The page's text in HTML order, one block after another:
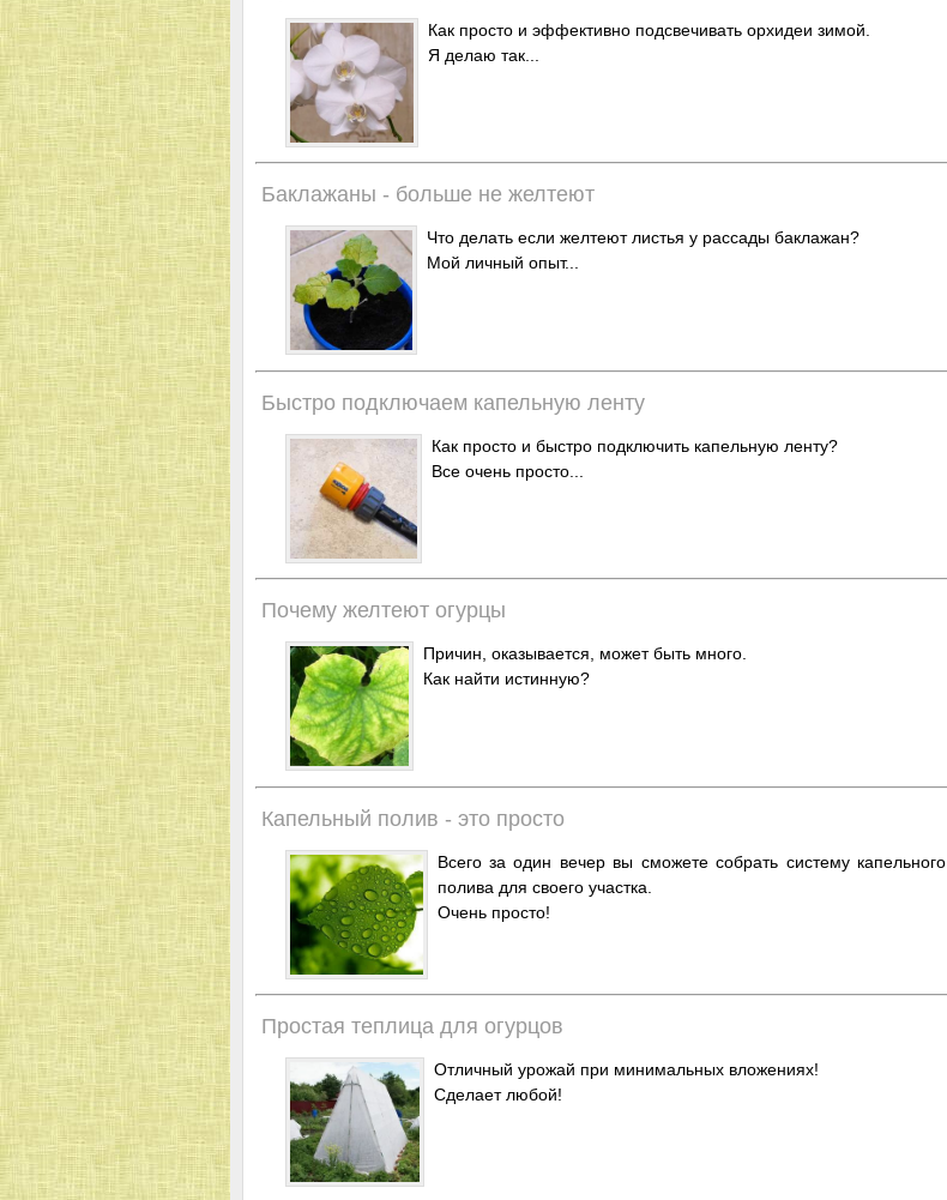
Как просто и эффективно подсвечивать орхидеи зимой.
Я делаю так...
Баклажаны - больше не желтеют
Что делать если желтеют листья у рассады баклажан?
Мой личный опыт...
Быстро подключаем капельную ленту
Как просто и быстро подключить капельную ленту?
Все очень просто...
Почему желтеют огурцы
Причин, оказывается, может быть много.
Как найти истинную?
Капельный полив - это просто
Всего за один вечер вы сможете собрать систему капельного
полива для своего участка.
Очень просто!
Простая теплица для огурцов
Отличный урожай при минимальных вложениях!
Сделает любой!